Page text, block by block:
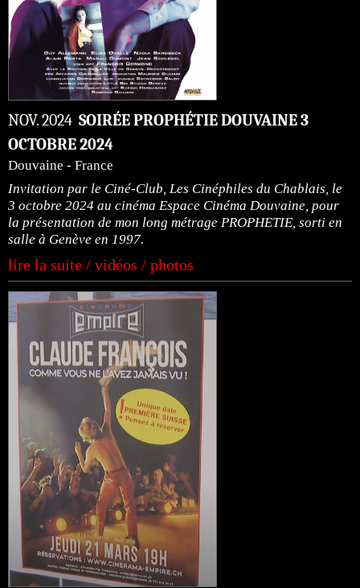
NOV. 2024 SOIRÉE PROPHÉTIE DOUVAINE 3
OCTOBRE 2024
Douvaine - France
Invitation par le Ciné-Club, Les Cinéphiles du Chablais, le
3 octobre 2024 au cinéma Espace Cinéma Douvaine, pour
la présentation de mon long métrage PROPHETIE, sorti en
salle à Genève en 1997.
lire la suite / vidéos / photos